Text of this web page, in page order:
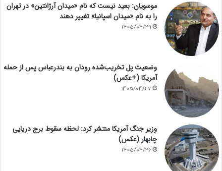
موسویان: بعید نیست که نام «میدان آرژانتین» در تهران
را به نام «میدان اسپانیا» تغییر دهند
1405/04/29
وضعیت پل تخریب‌شده رودان به بندرعباس پس از حمله
آمریکا (+عکس)
1405/04/27
وزیر جنگ آمریکا منتشر کرد: لحظه سقوط برج دریایی
چابهار (عکس)
1405/04/26